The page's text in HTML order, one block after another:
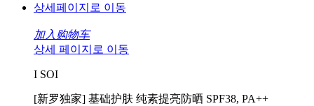
상세페이지로 이동
加入购物车
상세 페이지로 이동
I SOI
[新罗独家] 基础护肤 纯素提亮防晒 SPF38, PA++